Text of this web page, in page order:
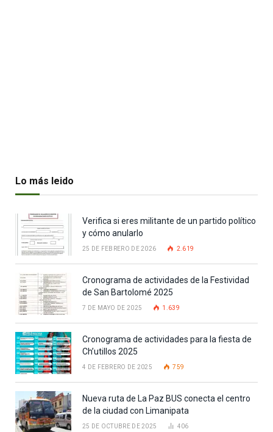
Lo más leido
Verifica si eres militante de un partido político
y cómo anularlo
25 DE FEBRERO DE 2026 2.619
Cronograma de actividades de la Festividad
de San Bartolomé 2025
7 DE MAYO DE 2025 1.639
Cronograma de actividades para la fiesta de
Ch’utillos 2025
4 DE FEBRERO DE 2025 759
Nueva ruta de La Paz BUS conecta el centro
de la ciudad con Limanipata
25 DE OCTUBRE DE 2025 406